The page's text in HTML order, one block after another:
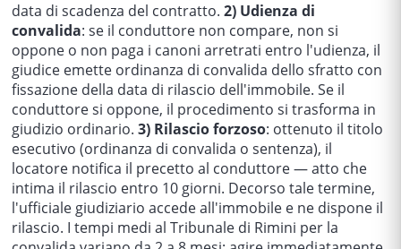
data di scadenza del contratto. 2) Udienza di
convalida: se il conduttore non compare, non si
oppone o non paga i canoni arretrati entro l'udienza, il
giudice emette ordinanza di convalida dello sfratto con
fissazione della data di rilascio dell'immobile. Se il
conduttore si oppone, il procedimento si trasforma in
giudizio ordinario. 3) Rilascio forzoso: ottenuto il titolo
esecutivo (ordinanza di convalida o sentenza), il
locatore notifica il precetto al conduttore — atto che
intima il rilascio entro 10 giorni. Decorso tale termine,
l'ufficiale giudiziario accede all'immobile e ne dispone il
rilascio. I tempi medi al Tribunale di Rimini per la